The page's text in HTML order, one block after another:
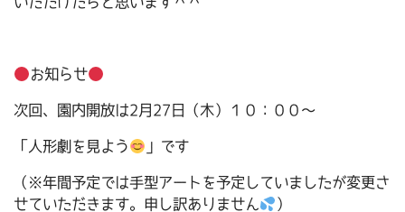
お知らせ
次回、園内開放は2月27日（木）１０：００～
「人形劇を見よう 」です
（※年間予定では手型アートを予定していましたが変更さ
せていただきます。申し訳ありません
）